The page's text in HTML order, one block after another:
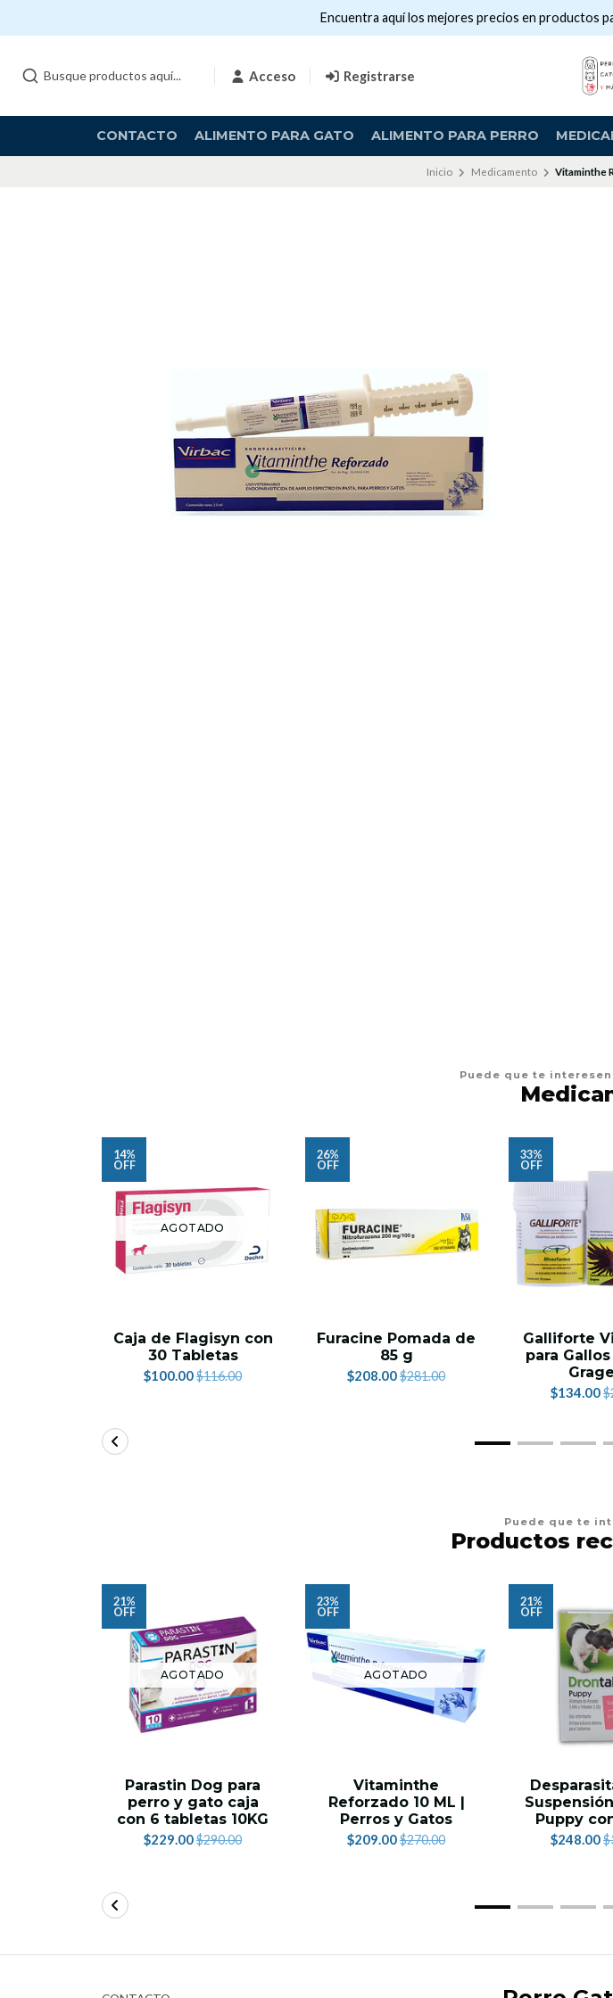
Acceso Registrarse
CONTACTO ALIMENTO PARA GATO ALIMENTO PARA PERRO
Encuentra aquí los mejores precios en productos
Inicio Medicamento Vitaminthe
Puede que te
14%
OFF
AGOTADO
Caja de Flagisyn con
30 Tabletas
$100.00$116.00
26%
OFF
Furacine Pomada de
85 g
$208.00$281.00
33%
OFF
Galliforte
para
$134.00
Puede que te
Productos
21%
OFF
AGOTADO
Parastin Dog para
perro y gato caja
con 6 tabletas 10KG
$229.00$290.00
23%
OFF
AGOTADO
Vitaminthe
Reforzado 10 ML |
Perros y Gatos
$209.00$270.00
21%
OFF
Puppy
$248.00